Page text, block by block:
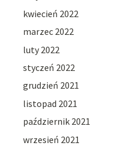
kwiecień 2022
marzec 2022
luty 2022
styczeń 2022
grudzień 2021
listopad 2021
październik 2021
wrzesień 2021